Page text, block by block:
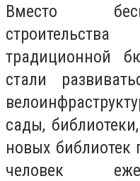
Вместо
традиционной
стали
сады,
новых библиотек
человек